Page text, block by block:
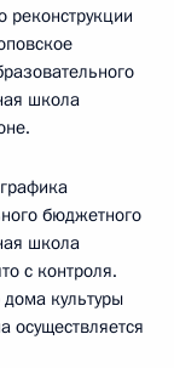
реконструкции
школа
бюджетного
школа
с контроля.
дома культуры
осуществляется